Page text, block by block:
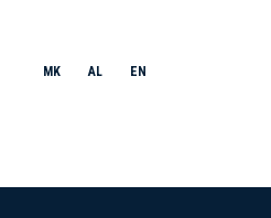
MK AL EN